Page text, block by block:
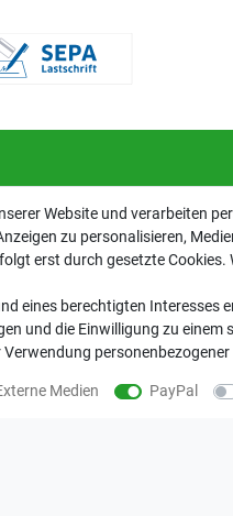
IHR KUNDENKONTO
Website und verarbeiten
zu personalisieren,
erst durch gesetzte Cookies.
eines berechtigten Interesses
und die Einwilligung zu
Medien PayPal